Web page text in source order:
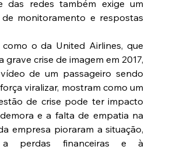
das redes também exige um
monitoramento e respostas
como o da United Airlines, que
grave crise de imagem em 2017,
de um passageiro sendo
viralizar, mostram como um
de crise pode ter impacto
e a falta de empatia na
empresa pioraram a situação,
a perdas financeiras e à